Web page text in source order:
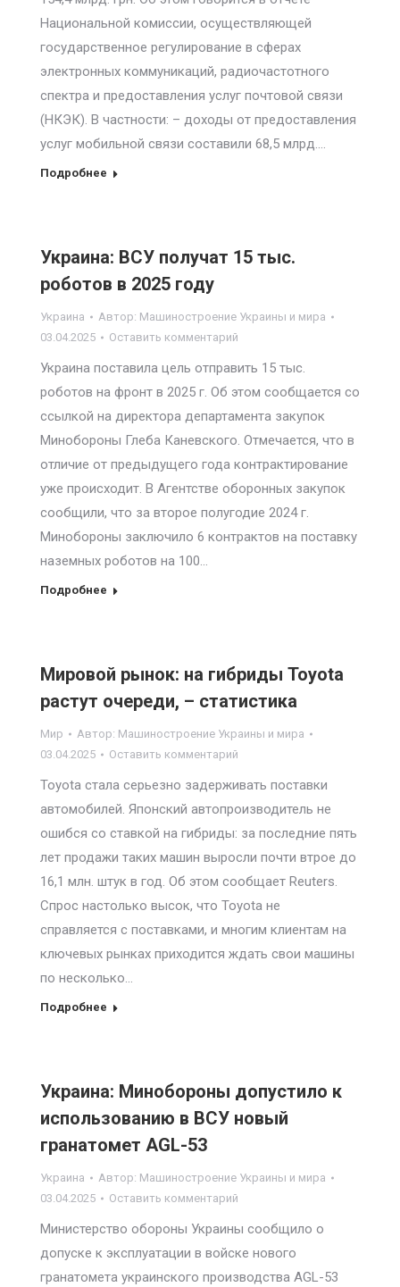
Национальной комиссии, осуществляющей
государственное регулирование в сферах
электронных коммуникаций, радиочастотного
спектра и предоставления услуг почтовой связи
(НКЭК). В частности: – доходы от предоставления
услуг мобильной связи составили 68,5 млрд.…
Подробнее
Украина: ВСУ получат 15 тыс.
роботов в 2025 году
Украина Автор: Машиностроение Украины и мира
03.04.2025
Оставить комментарий
Украина поставила цель отправить 15 тыс.
роботов на фронт в 2025 г. Об этом сообщается со
ссылкой на директора департамента закупок
Минобороны Глеба Каневского. Отмечается, что в
отличие от предыдущего года контрактирование
уже происходит. В Агентстве оборонных закупок
сообщили, что за второе полугодие 2024 г.
Минобороны заключило 6 контрактов на поставку
наземных роботов на 100…
Подробнее
Мировой рынок: на гибриды Toyota
растут очереди, – статистика
Мир Автор: Машиностроение Украины и мира
03.04.2025
Оставить комментарий
Toyota стала серьезно задерживать поставки
автомобилей. Японский автопроизводитель не
ошибся со ставкой на гибриды: за последние пять
лет продажи таких машин выросли почти втрое до
16,1 млн. штук в год. Об этом сообщает Reuters.
Спрос настолько высок, что Toyota не
справляется с поставками, и многим клиентам на
ключевых рынках приходится ждать свои машины
по несколько…
Подробнее
Украина: Минобороны допустило к
использованию в ВСУ новый
гранатомет AGL-53
Украина Автор: Машиностроение Украины и мира
03.04.2025
Оставить комментарий
Министерство обороны Украины сообщило о
допуске к эксплуатации в войске нового
гранатомета украинского производства AGL-53